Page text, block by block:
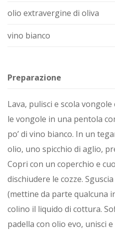
olio extravergine di oliva
vino bianco
Preparazione
Lava, pulisci e scola vongole
le vongole in una pentola
po’ di vino bianco. In un
olio, uno spicchio di aglio,
Copri con un coperchio e
dischiudere le cozze.
(mettine da parte qualcuna
colino il liquido di cottura.
padella con olio evo, unisci